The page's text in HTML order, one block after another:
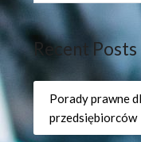
Recent Posts
Porady prawne
przedsiębiorców